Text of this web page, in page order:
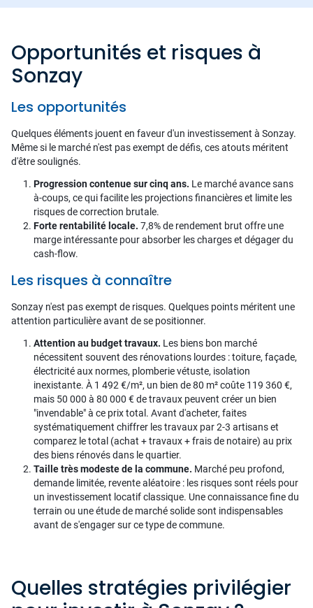
Opportunités et risques à
Sonzay
Les opportunités
Quelques éléments jouent en faveur d'un investissement à Sonzay.
Même si le marché n'est pas exempt de défis, ces atouts méritent
d'être soulignés.
Progression contenue sur cinq ans. Le marché avance sans
à-coups, ce qui facilite les projections financières et limite les
risques de correction brutale.
Forte rentabilité locale. 7,8% de rendement brut offre une
marge intéressante pour absorber les charges et dégager du
cash-flow.
Les risques à connaître
Sonzay n'est pas exempt de risques. Quelques points méritent une
attention particulière avant de se positionner.
Attention au budget travaux. Les biens bon marché
nécessitent souvent des rénovations lourdes : toiture, façade,
électricité aux normes, plomberie vétuste, isolation
inexistante. À 1 492 €/m², un bien de 80 m² coûte 119 360 €,
mais 50 000 à 80 000 € de travaux peuvent créer un bien
"invendable" à ce prix total. Avant d'acheter, faites
systématiquement chiffrer les travaux par 2-3 artisans et
comparez le total (achat + travaux + frais de notaire) au prix
des biens rénovés dans le quartier.
Taille très modeste de la commune. Marché peu profond,
demande limitée, revente aléatoire : les risques sont réels pour
un investissement locatif classique. Une connaissance fine du
terrain ou une étude de marché solide sont indispensables
avant de s'engager sur ce type de commune.
Quelles stratégies privilégier